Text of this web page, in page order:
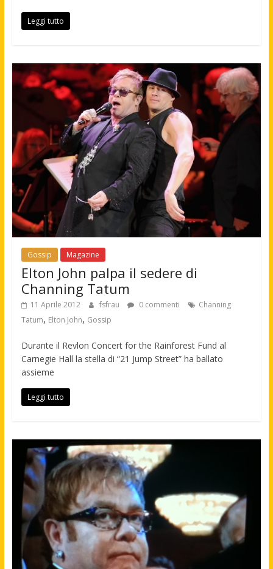
Leggi tutto
Gossip Magazine
Elton John palpa il sedere di
Channing Tatum
11 Aprile 2012 fsfrau 0 commenti
Channing
Tatum, Elton John, Gossip
Durante il Revlon Concert for the Rainforest Fund al
Carnegie Hall la stella di “21 Jump Street” ha ballato
assieme
Leggi tutto